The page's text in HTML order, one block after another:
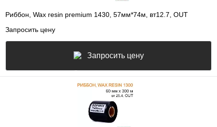
Риббон, Wax resin premium 1430, 57мм*74м, вт12.7, OUT
Запросить цену
Запросить цену